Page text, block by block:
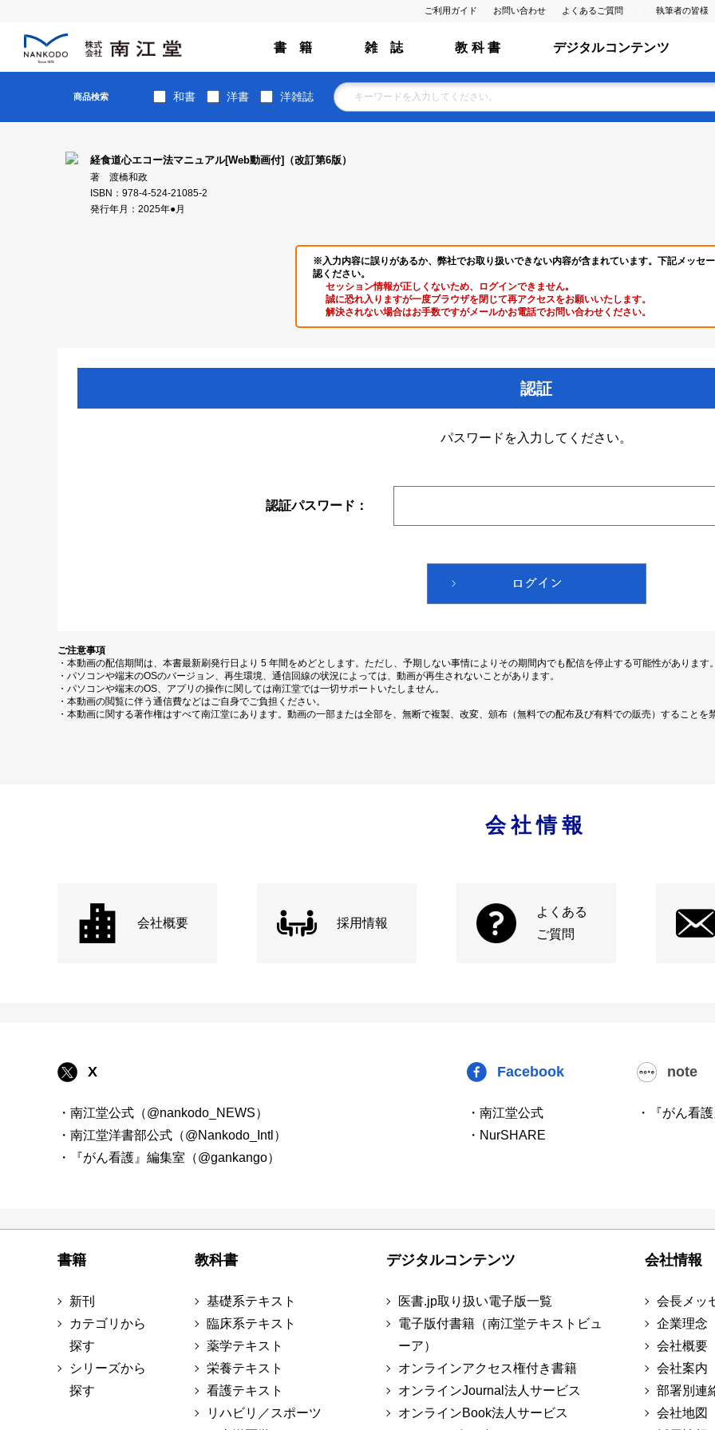
ご利用ガイド お問い合わせ よくあるご質問 執筆者の皆様
書 籍 雑 誌 教 科 書 デジタルコンテンツ
商品検索 和書 洋書 洋雑誌
経食道心エコー法マニュアル[Web動画付]（改訂第6版）
著 渡橋和政
ISBN：978-4-524-21085-2
発行年月：2025年●月
※入力内容に誤りがあるか、弊社でお取り扱いできない内容が含まれています。下記メッセ
認ください。
セッション情報が正しくないため、ログインできません｡
誠に恐れ入りますが一度ブラウザを閉じて再アクセスをお願いいたします。
解決されない場合はお手数ですがメールかお電話でお問い合わせください。
認証
パスワードを入力してください。
認証パスワード：
ご注意事項
・本動画の配信期間は、本書最新刷発行日より 5 年間をめどとします。ただし、予期しない事情によりその期間内でも配信を停止する可能性があります。
・パソコンや端末のOSのバージョン、再生環境、通信回線の状況によっては、動画が再生されないことがあります。
・パソコンや端末のOS、アプリの操作に関しては南江堂では一切サポートいたしません。
・本動画の閲覧に伴う通信費などはご自身でご負担ください。
・本動画に関する著作権はすべて南江堂にあります。動画の一部または全部を、無断で複製、改変、頒布（無料での配布及び有料での販売）することを
会社情報
会社概要 採用情報
よくある
ご質問
X
・南江堂公式（@nankodo_NEWS）
・南江堂洋書部公式（@Nankodo_Intl）
・『がん看護』編集室（@gankango）
Facebook
・南江堂公式
・NurSHARE
note
・『がん看
書籍
新刊
カテゴリから
探す
シリーズから
探す
教科書
基礎系テキスト
臨床系テキスト
薬学テキスト
栄養テキスト
看護テキスト
リハビリ／スポーツ
デジタルコンテンツ
医書.jp取り扱い電子版一覧
電子版付書籍（南江堂テキストビュ
ーア）
オンラインアクセス権付き書籍
オンラインJournal法人サービス
オンラインBook法人サービス
会社情報
会長メッ
企業理念
会社概要
会社案内
部署別連
会社地図